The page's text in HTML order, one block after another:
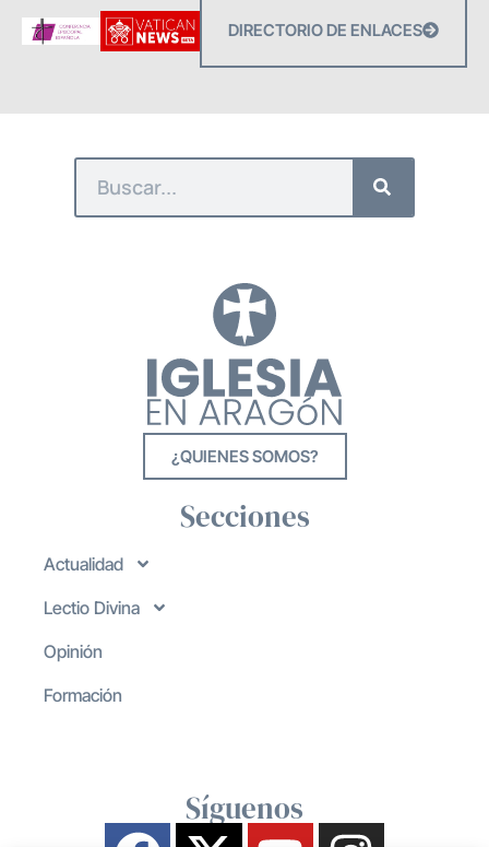
DIRECTORIO DE ENLACES
¿QUIENES SOMOS?
Secciones
Actualidad
Lectio Divina
Opinión
Formación
Síguenos